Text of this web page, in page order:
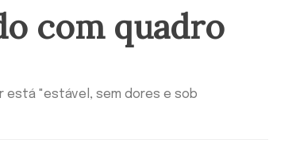
com quadro
está "estável, sem dores e sob